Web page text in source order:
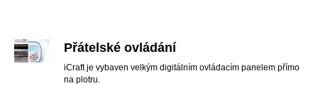
Přátelské ovládání
iCraft je vybaven velkým digitálním ovládacím panelem přímo
na plotru.